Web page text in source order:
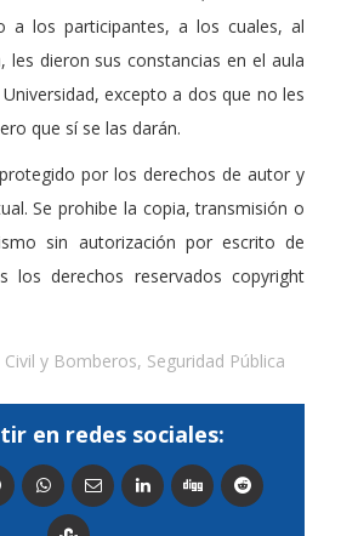
a los participantes, a los cuales, al
les dieron sus constancias en el aula
excepto a dos que no les
que sí se las darán.
por los derechos de autor y
Se prohibe la copia, transmisión o
sin autorización por escrito de
los derechos reservados copyright
y Bomberos, Seguridad Pública
en redes sociales: